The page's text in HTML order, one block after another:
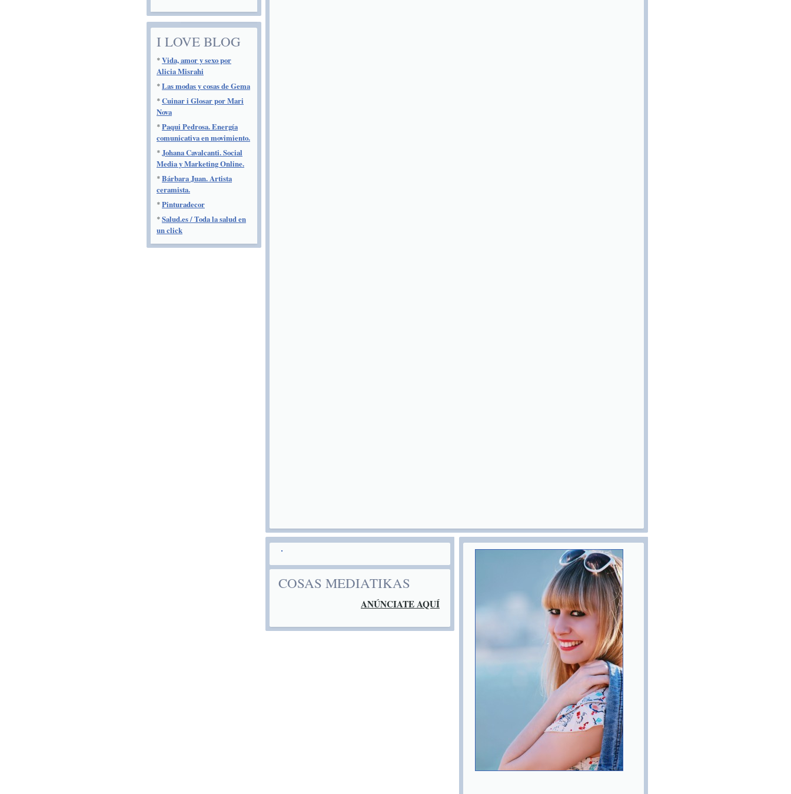
COSAS MEDIATIKAS
ANÚNCIATE AQUÍ
I LOVE BLOG
*Vida, amor y sexo por
Alicia Misrahi
*Las modas y cosas de Gema
*Cuinar i Glosar por Mari
Nova
*Paqui Pedrosa. Energía
comunicativa en movimiento.
*Johana Cavalcanti. Social
Media y Marketing Online.
*Bárbara Juan. Artista
ceramista.
*Pinturadecor
*Salud.es / Toda la salud en
un click